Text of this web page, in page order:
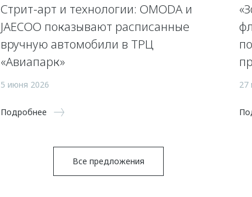
Стрит-арт и технологии: OMODA и
JAECOO показывают расписанные
вручную автомобили в ТРЦ
«Авиапарк»
5 июня 2026
Подробнее
27
Все предложения